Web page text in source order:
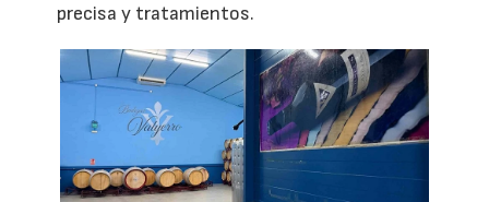
precisa y tratamientos.